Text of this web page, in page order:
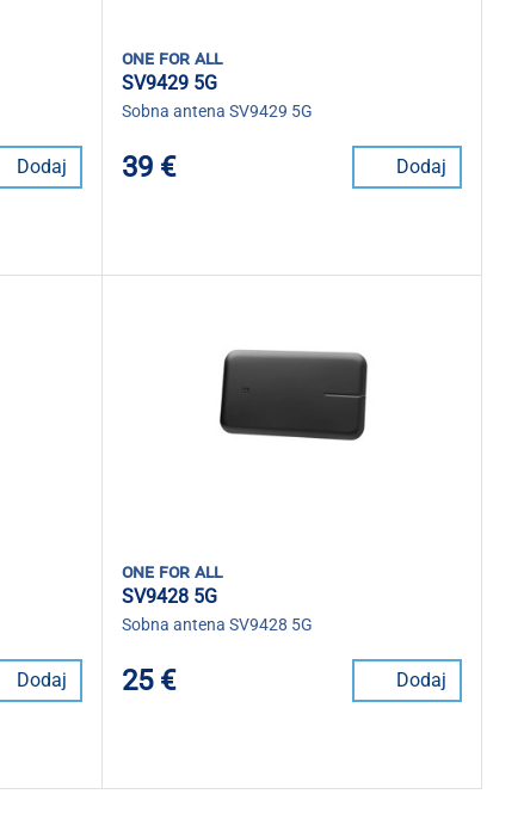
Dodaj
one for all
SV9429 5G
Sobna antena SV9429 5G
39 € Dodaj
Dodaj
one for all
SV9428 5G
Sobna antena SV9428 5G
25 € Dodaj